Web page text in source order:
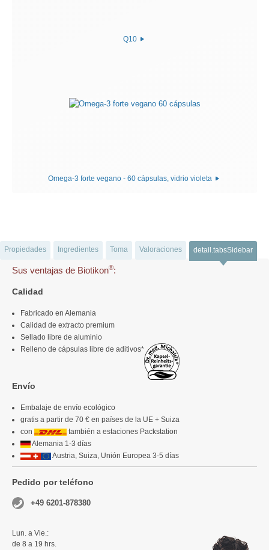
Q10
Omega-3 forte vegano - 60 cápsulas, vidrio violeta
Propiedades Ingredientes Toma Valoraciones detail.tabsSidebar
Sus ventajas de Biotikon®:
Calidad
Fabricado en Alemania
Calidad de extracto premium
Sellado libre de aluminio
Relleno de cápsulas libre de aditivos*
Envío
Embalaje de envío ecológico
gratis a partir de 70 € en países de la UE + Suiza
con
también a estaciones Packstation
Alemania 1-3 días
Austria, Suiza, Unión Europea 3-5 días
Pedido por teléfono
+49 6201-878380
Lun. a Vie.:
de 8 a 19 hrs.